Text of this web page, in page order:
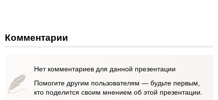
Комментарии
Нет комментариев для данной презентации
Помогите другим пользователям — будьте первым,
кто поделится своим мнением об этой презентации.